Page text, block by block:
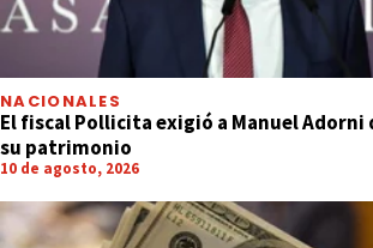
NACIONALES
El fiscal Pollicita exigió a Manuel
su patrimonio
10 de agosto, 2026